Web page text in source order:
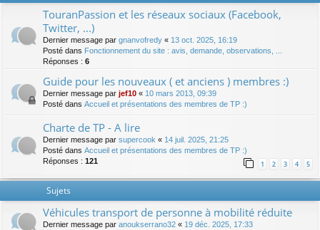
TouranPassion et les réseaux sociaux (Facebook,
Twitter, ...)
Dernier message par gnanvofredy « 13 oct. 2025, 16:19
Posté dans Fonctionnement du site : avis, demande, observations, ...
Réponses : 6
Guide pour les nouveaux ( et anciens ) membres :)
Dernier message par jef10 « 10 mars 2013, 09:39
Posté dans Accueil et présentations des membres de TP :)
Charte de TP - A lire
Dernier message par supercook « 14 juil. 2025, 21:25
Posté dans Accueil et présentations des membres de TP :)
Réponses : 121 1 2 3 4 5
Sujets
Véhicules transport de personne à mobilité réduite
Dernier message par anoukserrano32 « 19 déc. 2025, 17:33